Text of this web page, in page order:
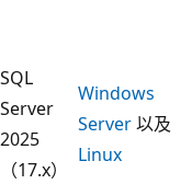
SQL
Server
2025
（17.x）
Windows
Server以及
Linux